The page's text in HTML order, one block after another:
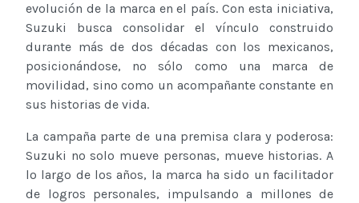
evolución de la marca en el país. Con esta iniciativa,
Suzuki busca consolidar el vínculo construido
durante más de dos décadas con los mexicanos,
posicionándose, no sólo como una marca de
movilidad, sino como un acompañante constante en
sus historias de vida.
La campaña parte de una premisa clara y poderosa:
Suzuki no solo mueve personas, mueve historias. A
lo largo de los años, la marca ha sido un facilitador
de logros personales, impulsando a millones de